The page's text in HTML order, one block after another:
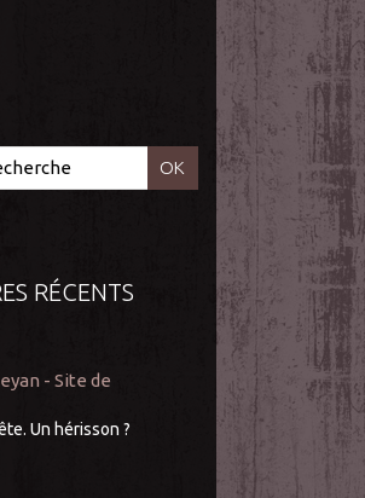
RÉCENTS
- Site de
Un hérisson ?